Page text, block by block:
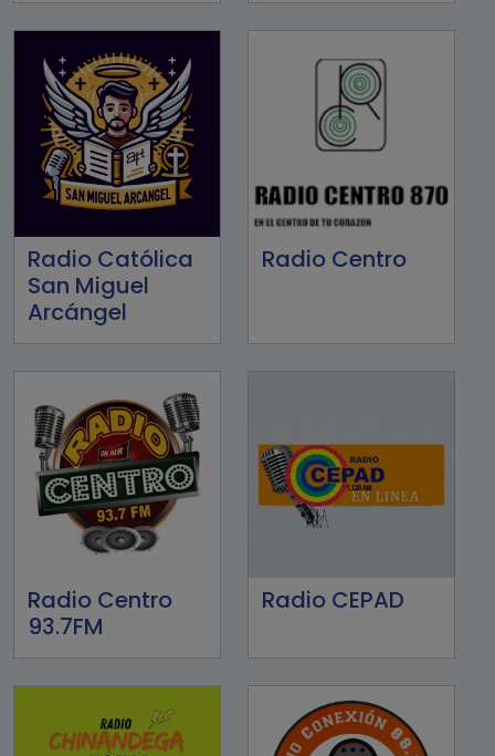
Radio Católica
San Miguel
Arcángel
Radio Centro
Radio Centro
93.7FM
Radio CEPAD